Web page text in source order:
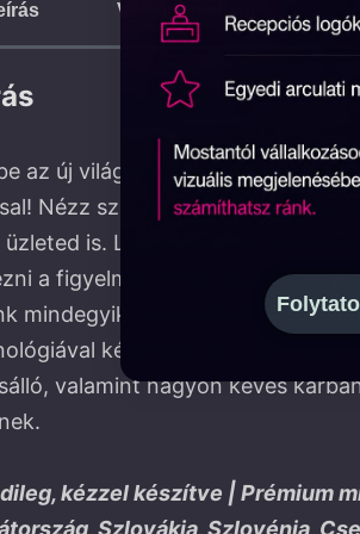
Vélemények (0)
az új világba a Sas LED-Neon
Nézz szét és találd meg azt a
üzleted is. Legyen szó otthoni
a figyelmet. Nem csupán
mindegyik termékünket a
készítjük, így 100%-ban
valamint nagyon kevés
kézzel készítve | Prémium
Szlovákia, Szlovénia,